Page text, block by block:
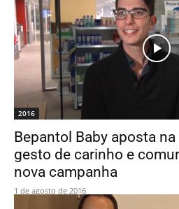
2016
Bepantol Baby aposta
gesto de carinho e
nova campanha
1 de agosto de 2016